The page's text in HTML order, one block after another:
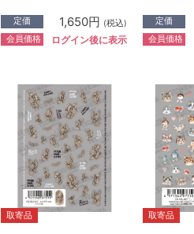
定価 1,650円 (税込)
会員価格 ログイン後に表示
定価
会員価格
取寄品 取寄品